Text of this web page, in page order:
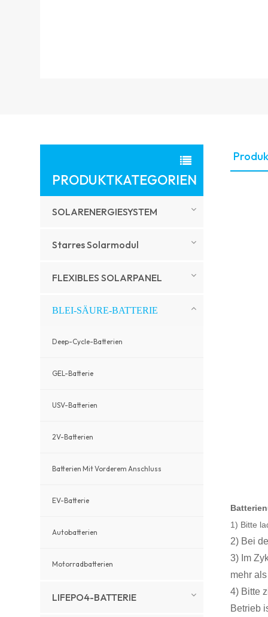
1) Bitte
2) Bei
3) Im
mehr
4) Bitte
Betrieb
PRODUKTKATEGORIEN
SOLARENERGIESYSTEM
Starres Solarmodul
FLEXIBLES SOLARPANEL
BLEI-SÄURE-BATTERIE
Deep-Cycle-Batterien
GEL-Batterie
USV-Batterien
2V-Batterien
Batterien Mit Vorderem Anschluss
EV-Batterie
Autobatterien
Motorradbatterien
LIFEPO4-BATTERIE